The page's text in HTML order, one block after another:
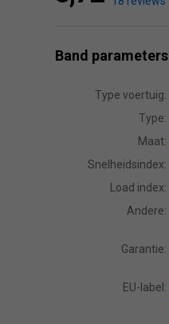
Band parameters
Type voertuig:
Type:
Maat:
Snelheidsindex:
Load index:
Andere:
Garantie:
EU-label: